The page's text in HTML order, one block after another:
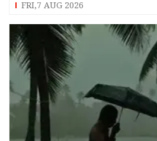
FRI,7 AUG 2026